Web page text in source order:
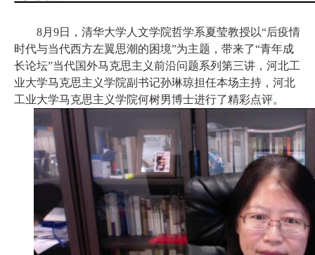
8月9日，清华大学人文学院哲学系夏莹教授以“后疫情
时代与当代西方左翼思潮的困境”为主题，带来了“青年成
长论坛”当代国外马克思主义前沿问题系列第三讲，河北工
业大学马克思主义学院副书记孙琳琼担任本场主持，河北
工业大学马克思主义学院何树男博士进行了精彩点评。